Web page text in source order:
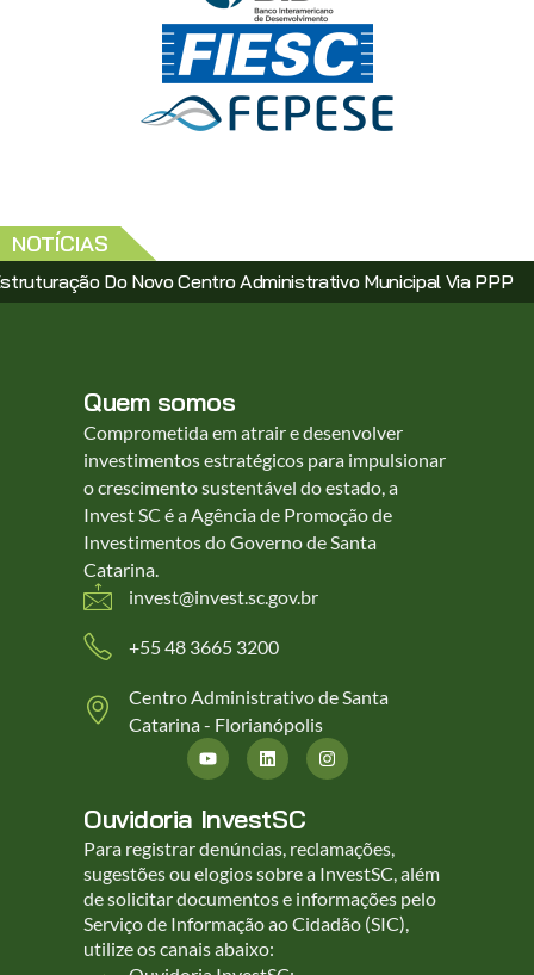
NOTÍCIAS
Novo Centro Administrativo Municipal Via PPP Santa
Quem somos
Comprometida em atrair e desenvolver
investimentos estratégicos para impulsionar
o crescimento sustentável do estado, a
Invest SC é a Agência de Promoção de
Investimentos do Governo de Santa
Catarina.
invest@invest.sc.gov.br
+55 48 3665 3200
Centro Administrativo de Santa
Catarina - Florianópolis
Ouvidoria InvestSC
Para registrar denúncias, reclamações,
sugestões ou elogios sobre a InvestSC, além
de solicitar documentos e informações pelo
Serviço de Informação ao Cidadão (SIC),
utilize os canais abaixo: